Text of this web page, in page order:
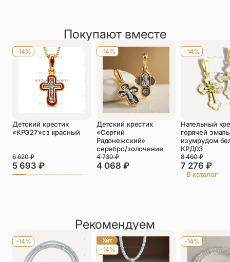
Оставить отзыв
Телефон*
Отзыв*
Прикрепить фото
Покупают вместе
-14%
Детский крестик
«КРЭ27»сз красный
5 693 ₽
6 620₽
-14%
Детский крестик
«Сергий
Радонежский»
серебро/золочение
4 068 ₽
4 730₽
-14%
Нательный
горячей
изумрудом
КРД03
7 276 ₽
8 460₽
В каталог
Рекомендуем
-14%
Хит
-14%
-14%